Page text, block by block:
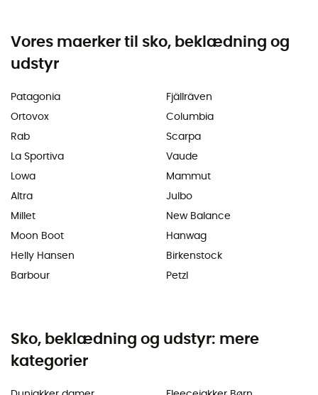
Vores maerker til sko, beklædning og
udstyr
Patagonia
Ortovox
Rab
La Sportiva
Lowa
Altra
Millet
Moon Boot
Helly Hansen
Barbour
Fjällräven
Columbia
Scarpa
Vaude
Mammut
Julbo
New Balance
Hanwag
Birkenstock
Petzl
Sko, beklædning og udstyr: mere
kategorier